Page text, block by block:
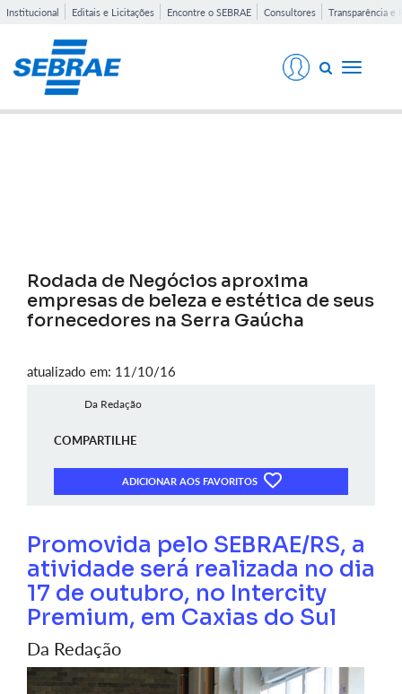
Institucional Editais e Licitações Encontre o SEBRAE Consultores Transparência e
Toggle
Rodada de Negócios aproxima
empresas de beleza e estética de seus
fornecedores na Serra Gaúcha
atualizado em: 11/10/16
Da Redação
COMPARTILHE
ADICIONAR AOS FAVORITOS
Promovida pelo SEBRAE/RS, a
atividade será realizada no dia
17 de outubro, no Intercity
Premium, em Caxias do Sul
Da Redação